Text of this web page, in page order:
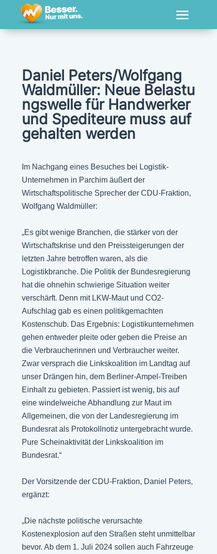
Daniel Peters/Wolfgang
Waldmüller: Neue Belastu
ngswelle für Handwerker
und Spediteure muss auf
gehalten werden
Im Nachgang eines Besuches bei Logistik-
Unternehmen in Parchim äußert der
Wirtschaftspolitische Sprecher der CDU-Fraktion,
Wolfgang Waldmüller:
„Es gibt wenige Branchen, die stärker von der
Wirtschaftskrise und den Preissteigerungen der
letzten Jahre betroffen waren, als die
Logistikbranche. Die Politik der Bundesregierung
hat die ohnehin schwierige Situation weiter
verschärft. Denn mit LKW-Maut und CO2-
Aufschlag gab es einen politikgemachten
Kostenschub. Das Ergebnis: Logistikunternehmen
gehen entweder pleite oder geben die Preise an
die Verbraucherinnen und Verbraucher weiter.
Zwar versprach die Linkskoalition im Landtag auf
unser Drängen hin, dem Berliner-Ampel-Treiben
Einhalt zu gebieten. Passiert ist wenig, bis auf
eine windelweiche Abhandlung zur Maut im
Allgemeinen, die von der Landesregierung im
Bundesrat als Protokollnotiz untergebracht wurde.
Pure Scheinaktivität der Linkskoalition im
Bundesrat.“
Der Vorsitzende der CDU-Fraktion, Daniel Peters,
ergänzt:
„Die nächste politische verursachte
Kostenexplosion auf den Straßen steht unmittelbar
bevor. Ab dem 1. Juli 2024 sollen auch Fahrzeuge